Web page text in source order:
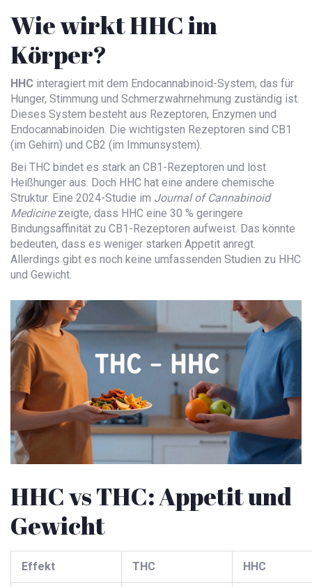
Wie wirkt HHC im
Körper?
HHC interagiert mit dem Endocannabinoid-System, das für
Hunger, Stimmung und Schmerzwahrnehmung zuständig ist.
Dieses System besteht aus Rezeptoren, Enzymen und
Endocannabinoiden. Die wichtigsten Rezeptoren sind CB1
(im Gehirn) und CB2 (im Immunsystem).
Bei THC bindet es stark an CB1-Rezeptoren und löst
Heißhunger aus. Doch HHC hat eine andere chemische
Struktur. Eine 2024-Studie im Journal of Cannabinoid
Medicinezeigte, dass HHC eine 30 % geringere
Bindungsaffinität zu CB1-Rezeptoren aufweist. Das könnte
bedeuten, dass es weniger starken Appetit anregt.
Allerdings gibt es noch keine umfassenden Studien zu HHC
und Gewicht.
HHC vs THC: Appetit und
Gewicht
Effekt THC HHC